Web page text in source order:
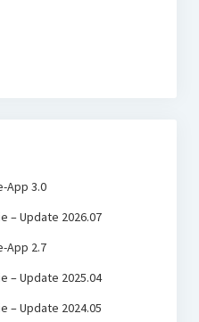
App 3.0
– Update 2026.07
App 2.7
– Update 2025.04
– Update 2024.05